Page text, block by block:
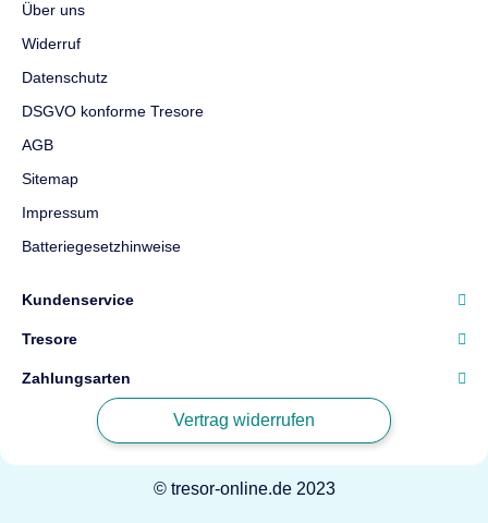
Über uns
Widerruf
Datenschutz
DSGVO konforme Tresore
AGB
Sitemap
Impressum
Batteriegesetzhinweise
Kundenservice
Tresore
Zahlungsarten
Vertrag widerrufen
© tresor-online.de 2023